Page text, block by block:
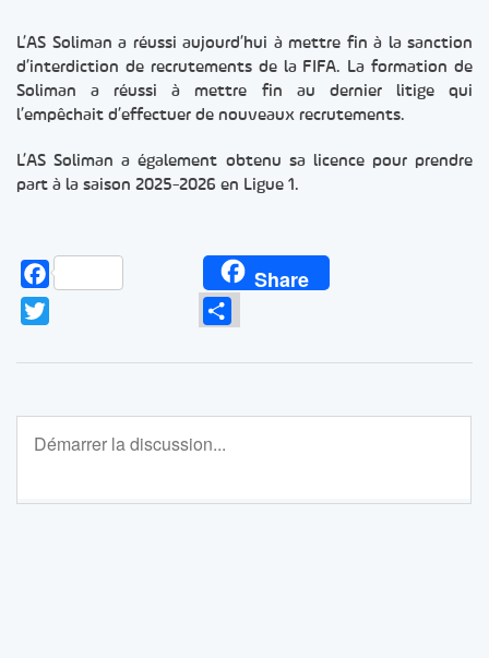
L’AS Soliman a réussi aujourd’hui à mettre fin à la sanction
d’interdiction de recrutements de la FIFA. La formation de
Soliman a réussi à mettre fin au dernier litige qui
l’empêchait d’effectuer de nouveaux recrutements.
L’AS Soliman a également obtenu sa licence pour prendre
part à la saison 2025-2026 en Ligue 1.
Facebook Share
Partager